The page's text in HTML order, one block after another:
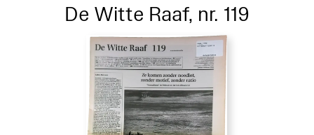
De Witte Raaf, nr. 119